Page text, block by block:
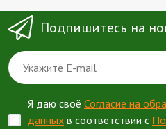
Подпишитесь на
Я даю своё Согласие на
данных в соответствии с